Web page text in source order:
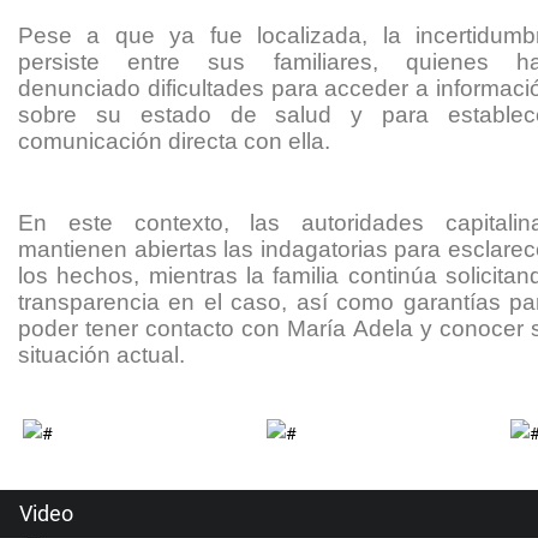
Pese a que ya fue localizada, la
persiste entre sus familiares, quienes
denunciado dificultades para acceder a
sobre su estado de salud y para
comunicación directa con ella.
En este contexto, las autoridades
mantienen abiertas las indagatorias para
los hechos, mientras la familia continúa
transparencia en el caso, así como garantías
poder tener contacto con María Adela y conocer
situación actual.
Video